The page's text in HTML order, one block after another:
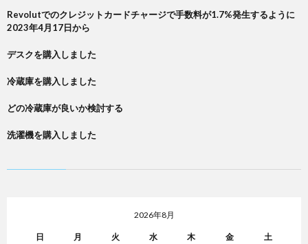
Revolutでのクレジットカードチャージで手数料が1.7%発生するように
2023年4月17日から
デスクを購入しました
冷蔵庫を購入しました
どの冷蔵庫が良いか検討する
洗濯機を購入しました
2026年8月
日 月 火 水 木 金 土